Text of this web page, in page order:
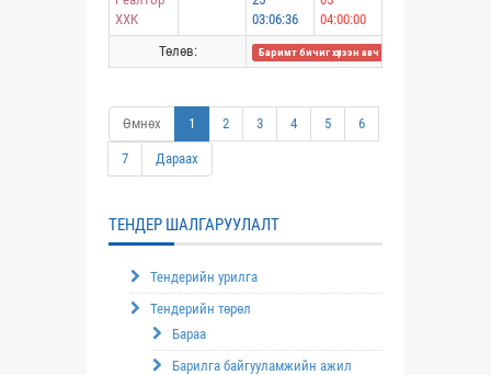
ХХК
03:06:36
04:00:00
Төлөв:
Баримт бичиг хүлээн авч дууссан
Өмнөх 1 2 3 4 5 6
7 Дараах
ТЕНДЕР ШАЛГАРУУЛАЛТ
Тендерийн урилга
Тендерийн төрөл
Бараа
Барилга байгууламжийн ажил